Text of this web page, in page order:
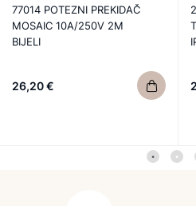
77014 POTEZNI PREKIDAČ
MOSAIC 10A/250V 2M
BIJELI
26,20 €